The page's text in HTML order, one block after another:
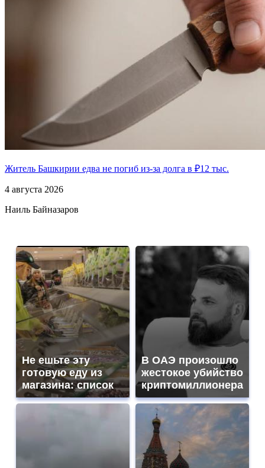
Житель Башкирии едва не погиб из-за долга в ₽12 тыс.
4 августа 2026
Наиль Байназаров
Не ешьте эту
готовую еду из
магазина: список
В ОАЭ произошло
жестокое убийство
криптомиллионера